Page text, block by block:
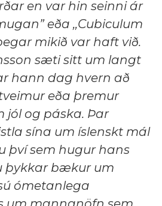
en var hin seinni ár
eða ,,Cubiculum
mikið var haft við.
sæti sitt um langt
hann dag hvern að
eða þremur
jól og páska. Þar
sína um íslenskt mál
því sem hugur hans
þykkar bækur um
ómetanlega